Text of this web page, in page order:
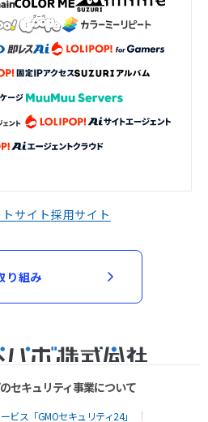
サイト採用サイト
り組み
セキュリティ事業について
ビス「GMOセキュリティ24」